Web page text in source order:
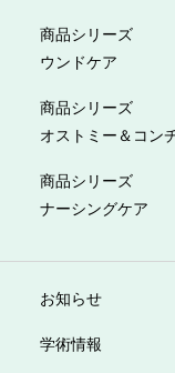
商品シリーズ
ウンドケア
商品シリーズ
オストミー＆コン
商品シリーズ
ナーシングケア
お知らせ
学術情報